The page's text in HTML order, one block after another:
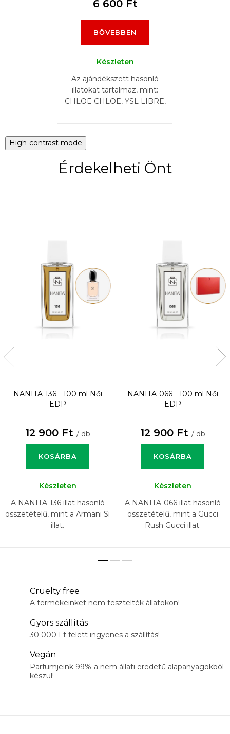
6 600 Ft
BŐVEBBEN
Készleten
Az ajándékszett hasonló
illatokat tartalmaz, mint:
CHLOE CHLOE, YSL LIBRE,
COCO MADEMOISELLE,
High-contrast mode
Érdekelheti Önt
NANITA-136 - 100 ml Női
EDP
12 900 Ft / db
KOSÁRBA
Készleten
A NANITA-136 illat hasonló
összetételű, mint a Armani Si
illat.
NANITA-066 - 100 ml Női
EDP
12 900 Ft / db
KOSÁRBA
Készleten
A NANITA-066 illat hasonló
összetételű, mint a Gucci
Rush Gucci illat.
Cruelty free
A termékeinket nem tesztelték állatokon!
Gyors szállítás
30 000 Ft felett ingyenes a szállítás!
Vegán
Parfümjeink 99%-a nem állati eredetű alapanyagokból
készül!